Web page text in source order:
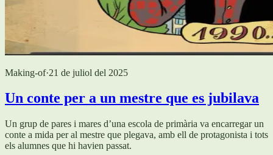
Making-of·21 de juliol del 2025
Un conte per a un mestre que es jubilava
Un grup de pares i mares d’una escola de primària va encarregar un
conte a mida per al mestre que plegava, amb ell de protagonista i tots
els alumnes que hi havien passat.